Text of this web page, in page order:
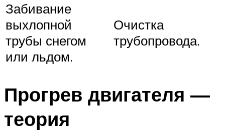
Забивание
выхлопной
трубы снегом
или льдом.
Очистка
трубопровода.
Прогрев двигателя —
теория